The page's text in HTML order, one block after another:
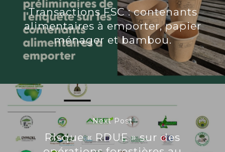
Transactions FSC : contenants
alimentaires à emporter, papier
ménager et bambou.
Next Post
Risque « RDUE » sur des